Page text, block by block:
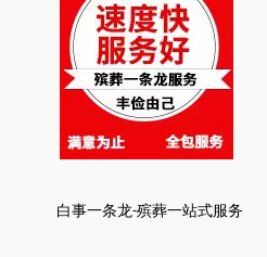
白事一条龙-殡葬一站式服务